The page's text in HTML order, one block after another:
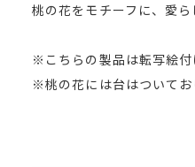
桃の花をモチーフに、愛ら
※こちらの製品は転写絵付
※桃の花には台はついてお